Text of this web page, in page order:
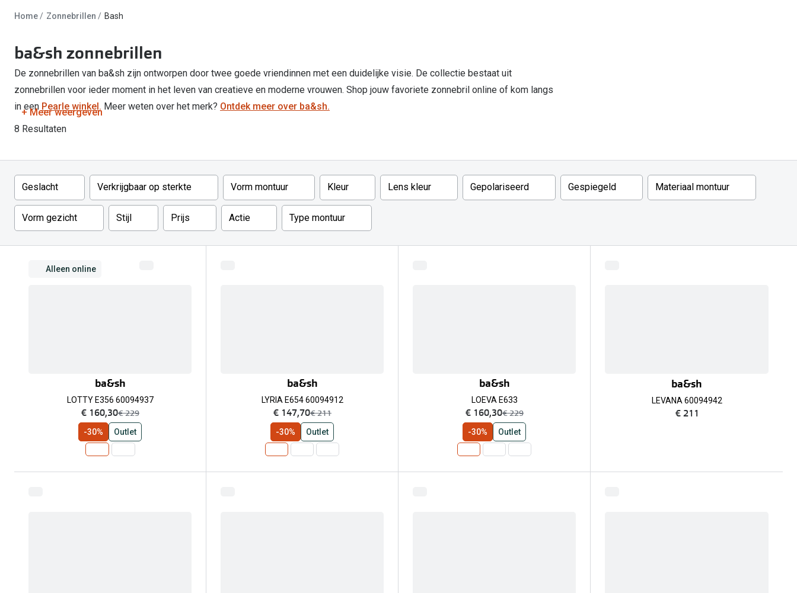
Kant en klare leesbrillen
Alle lenzen merken
Gepolariseerde zonnebril
Blog: meer informatie & tips
Gebruiksaanwijzingen
Home Zonnebrillen Bash
ba&sh zonnebrillen
De zonnebrillen van ba&sh zijn ontworpen door twee goede vriendinnen met een duidelijke visie. De collectie bestaat uit
zonnebrillen voor ieder moment in het leven van creatieve en moderne vrouwen. Shop jouw favoriete zonnebril online of kom langs
in een Pearle winkel. Meer weten over het merk? Ontdek meer over ba&sh.
+ Meer weergeven
8 Resultaten
Filter
Geslacht Verkrijgbaar op sterkte Vorm montuur Kleur Lens kleur Gepolariseerd Gespiegeld Materiaal montuur
Vorm gezicht Stijl Prijs Actie Type montuur
Alleen online
ba&sh
LOTTY E356 60094937
nu:
€ 160,30was:
€ 229
-30% Outlet
ba&sh
LYRIA E654 60094912
nu:
€ 147,70was:
€ 211
-30% Outlet
ba&sh
LOEVA E633
nu:
€ 160,30was:
€ 229
-30% Outlet
ba&sh
LEVANA 60094942
€ 211